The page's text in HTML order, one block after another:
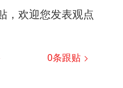
，欢迎您发表观点
0条跟贴